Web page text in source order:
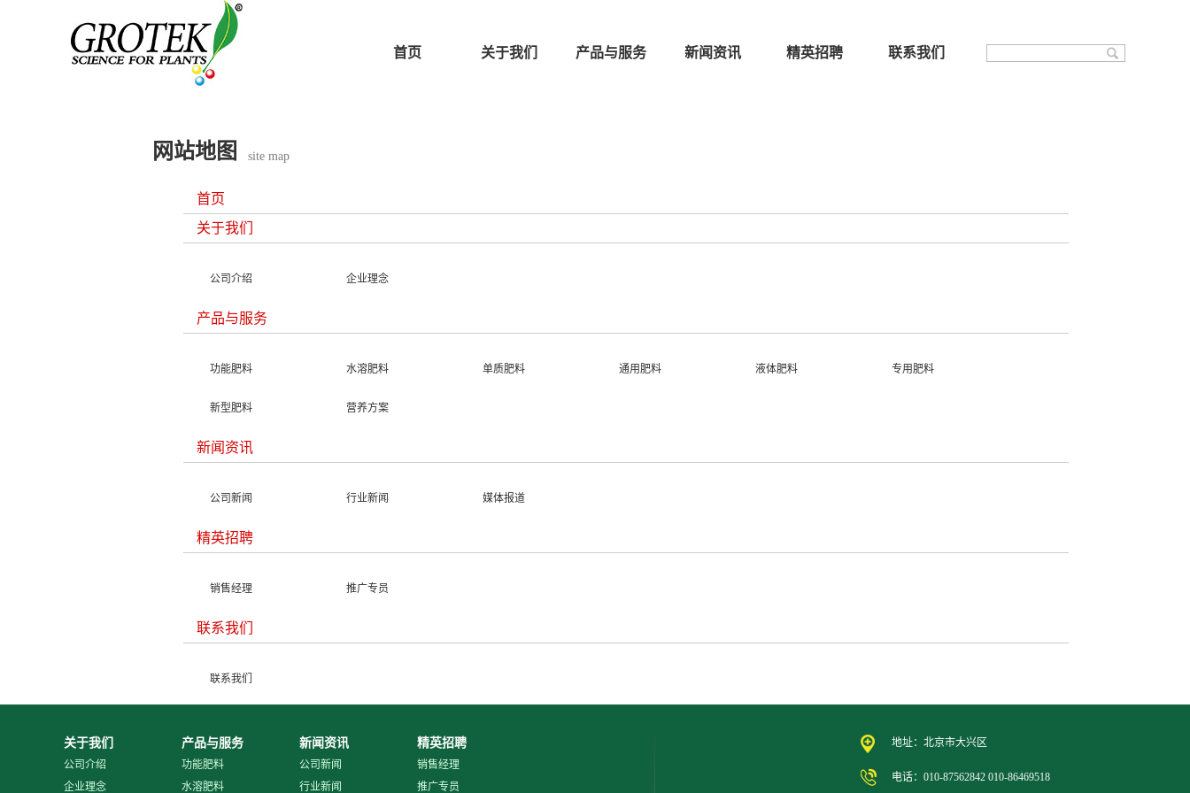
首页 关于我们 产品与服务 新闻资讯 精英招聘 联系我们
网站地图 site map
首页
关于我们
公司介绍 企业理念
产品与服务
功能肥料 水溶肥料 单质肥料 通用肥料 液体肥料 专用肥料
新型肥料 营养方案
新闻资讯
公司新闻 行业新闻 媒体报道
精英招聘
销售经理 推广专员
联系我们
联系我们
关于我们
公司介绍
企业理念
产品与服务
功能肥料
水溶肥料
新闻资讯
公司新闻
行业新闻
精英招聘
销售经理
推广专员
地址：北京市大兴区
电话：010-87562842 010-86469518